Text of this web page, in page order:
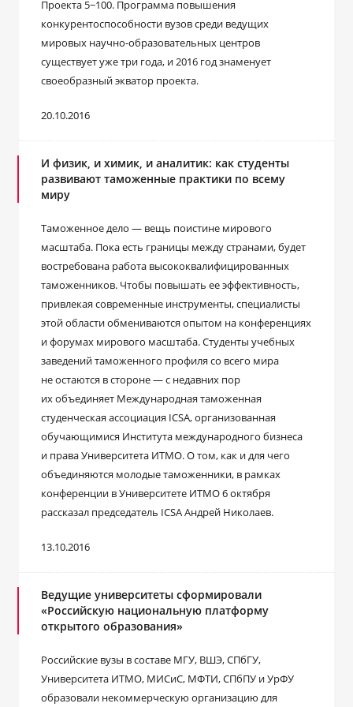
Проекта 5−100. Программа повышения
конкурентоспособности вузов среди ведущих
мировых научно-образовательных центров
существует уже три года, и 2016 год знаменует
своеобразный экватор проекта.
20.10.2016
И физик, и химик, и аналитик: как студенты
развивают таможенные практики по всему
миру
Таможенное дело — вещь поистине мирового
масштаба. Пока есть границы между странами, будет
востребована работа высококвалифицированных
таможенников. Чтобы повышать ее эффективность,
привлекая современные инструменты, специалисты
этой области обмениваются опытом на конференциях
и форумах мирового масштаба. Студенты учебных
заведений таможенного профиля со всего мира
не остаются в стороне — с недавних пор
их объединяет Международная таможенная
студенческая ассоциация ICSA, организованная
обучающимися Института международного бизнеса
и права Университета ИТМО. О том, как и для чего
объединяются молодые таможенники, в рамках
конференции в Университете ИТМО 6 октября
рассказал председатель ICSA Андрей Николаев.
13.10.2016
Ведущие университеты сформировали
«Российскую национальную платформу
открытого образования»
Российские вузы в составе МГУ, ВШЭ, СПбГУ,
Университета ИТМО, МИСиС, МФТИ, СПбПУ и УрФУ
образовали некоммерческую организацию для